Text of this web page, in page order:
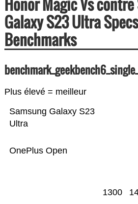
Galaxy S23 Ultra
Benchmarks
Plus élevé = meilleur
OnePlus Open
Samsung Galaxy S23
Ultra
1300